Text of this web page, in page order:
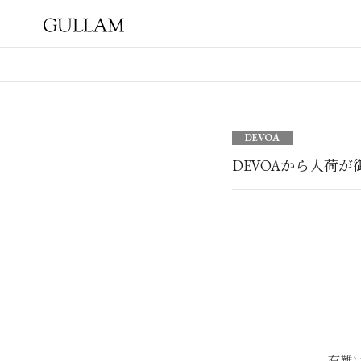
DEVOA
DEVOAから入荷が